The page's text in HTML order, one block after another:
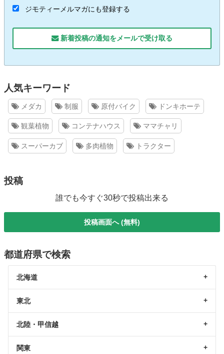
ジモティーメルマガにも登録する
新着投稿の通知をメールで受け取る
人気キーワード
メダカ 制服 原付バイク ドンキホーテ
観葉植物 コンテナハウス ママチャリ
スーパーカブ 多肉植物 トラクター
投稿
誰でも今すぐ30秒で投稿出来る
投稿画面へ (無料)
都道府県で検索
北海道
東北
北陸・甲信越
関東